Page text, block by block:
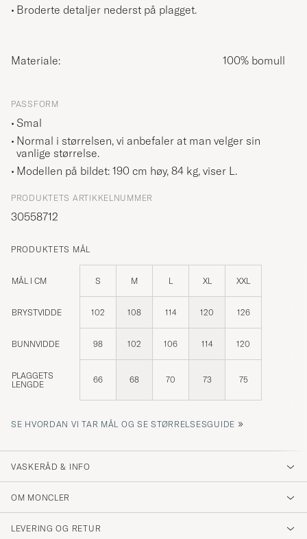
Broderte detaljer nederst på plagget.
Materiale: 100% bomull
PASSFORM
Smal
Normal i størrelsen, vi anbefaler at man velger sin
vanlige størrelse.
Modellen på bildet: 190 cm høy, 84 kg, viser L.
PRODUKTETS ARTIKKELNUMMER
30558712
PRODUKTETS MÅL
MÅL I CM S M L XL XXL
BRYSTVIDDE 102 108 114 120 126
BUNNVIDDE 98 102 106 114 120
PLAGGETS
LENGDE
66 68 70 73 75
SE HVORDAN VI TAR MÅL OG SE STØRRELSESGUIDE »
VASKERÅD & INFO
OM MONCLER
LEVERING OG RETUR